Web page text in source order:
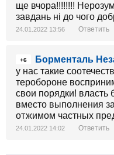
ще вчора!!!!!!!!
завдань ні до чого
24.01.2022 13:56 Ответить
+6
Борменталь
у нас такие
теробороне
свои порядки! власть
вместо выполнения
отжимом частных
24.01.2022 14:02 Ответить